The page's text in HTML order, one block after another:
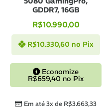
GDDR7, 16GB
R$10.990,00
Em até 3x de R$3.663,33
R$10.330,60 no Pix
Economize
R$659,40 no Pix